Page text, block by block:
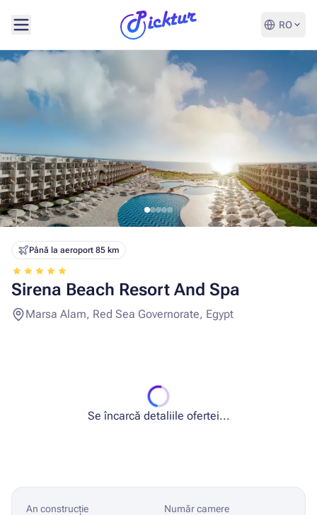
RO
Până la aeroport 85 km
Sirena Beach Resort And Spa
Marsa Alam, Red Sea Governorate, Egypt
Se încarcă detaliile ofertei...
An construcție Număr camere